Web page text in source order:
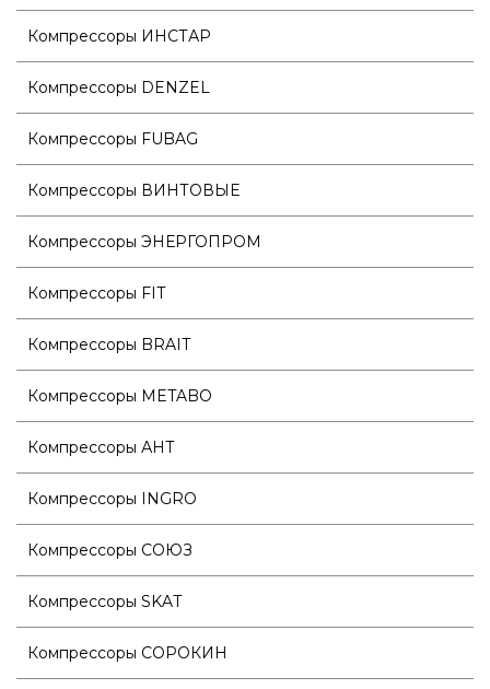
Компрессоры ИНСТАР
Компрессоры DENZEL
Компрессоры FUBAG
Компрессоры ВИНТОВЫЕ
Компрессоры ЭНЕРГОПРОМ
Компрессоры FIT
Компрессоры BRAIT
Компрессоры METABO
Компрессоры АНТ
Компрессоры INGRO
Компрессоры СОЮЗ
Компрессоры SKAT
Компрессоры СОРОКИН